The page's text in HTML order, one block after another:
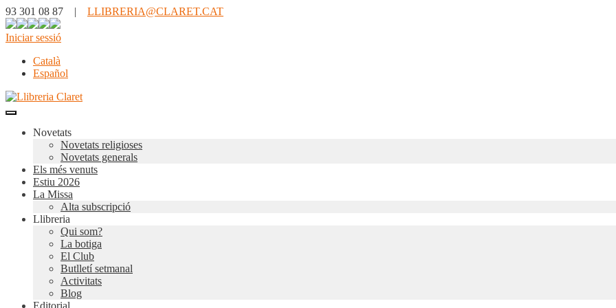
93 301 08 87 | LLIBRERIA@CLARET.CAT
Iniciar sessió
Català
Español
Novetats
Novetats religioses
Novetats generals
Els més venuts
Estiu 2026
La Missa
Alta subscripció
Llibreria
Qui som?
La botiga
El Club
Butlletí setmanal
Activitats
Blog
Editorial